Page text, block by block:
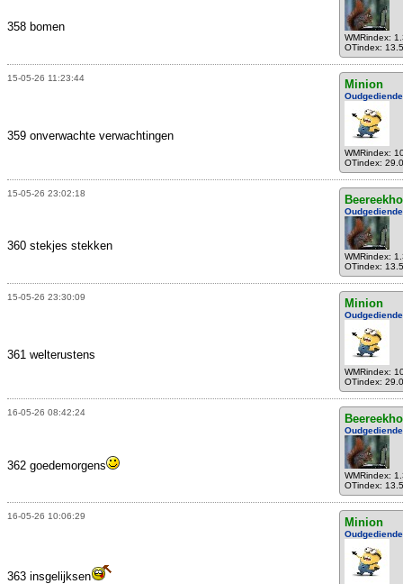
WMRindex:
OTindex:
358 bomen
15-05-26 11:23:44 Minion
Oudgediende
WMRindex:
OTindex:
359 onverwachte verwachtingen
15-05-26 23:02:18
Oudgediende
WMRindex:
OTindex:
360 stekjes stekken
15-05-26 23:30:09 Minion
Oudgediende
WMRindex:
OTindex:
361 welterustens
16-05-26 08:42:24
Oudgediende
WMRindex:
OTindex:
362 goedemorgens
16-05-26 10:06:29 Minion
Oudgediende
363 insgelijksen